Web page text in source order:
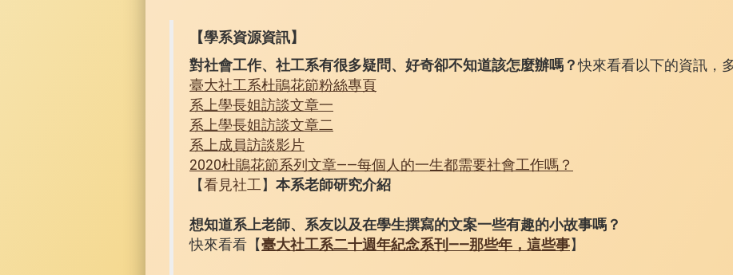
【學系資源資訊】
對社會工作、社工系有很多疑問、好奇卻不知道該怎麼辦嗎？快來看看以下的資訊，
臺大社工系杜鵑花節粉絲專頁
系上學長姐訪談文章一
系上學長姐訪談文章二
系上成員訪談影片
2020杜鵑花節系列文章——每個人的一生都需要社會工作嗎？
【看見社工 】 本系老師研究介紹
想知道系上老師、系友以及在學生撰寫的文案一些有趣的小故事嗎？
快來看看【臺大社工系二十週年紀念系刊——那些年，這些事】